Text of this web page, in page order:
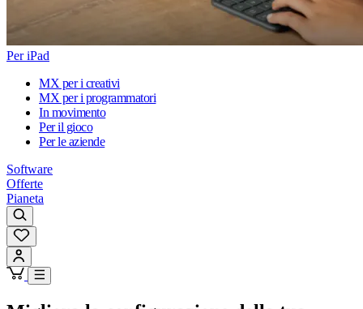
Per iPad
MX per i creativi
MX per i programmatori
In movimento
Per il gioco
Per le aziende
Software
Offerte
Pianeta